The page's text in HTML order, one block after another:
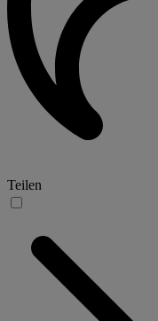
Teilen